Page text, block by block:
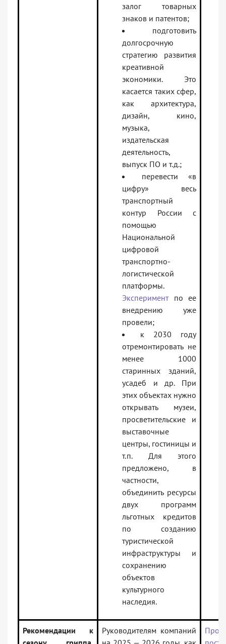
залог товарных
знаков и патентов;
подготовить
долгосрочную
стратегию развития
креативной
экономики. Это
касается таких сфер,
как архитектура,
дизайн, кино,
музыка,
издательская
деятельность,
выпуск ПО и т.д.;
перевести «в
цифру» весь
транспортный
контур России с
помощью
Национальной
цифровой
транспортно-
логистической
платформы.
Экспериментпо ее
внедрению уже
провели;
к 2030 году
отремонтировать не
менее 1000
старинных зданий,
усадеб и др. При
этих объектах нужно
открывать музеи,
просветительские и
выставочные
центры, гостиницы и
т.п. Для этого
предложено, в
частности,
объединить ресурсы
двух программ
льготных кредитов
по созданию
туристической
инфраструктуры и
сохранению
объектов
культурного
наследия.
Рекомендации к
Руководителям компаний